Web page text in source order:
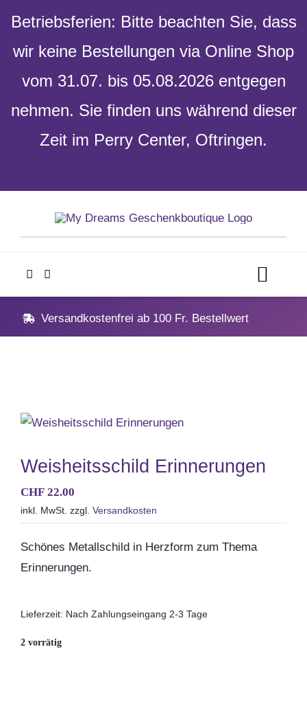
Betriebsferien: Bitte beachten Sie, dass
wir keine Bestellungen via Online Shop
vom 31.07. bis 05.08.2026 entgegen
nehmen. Sie finden uns während dieser
Zeit im Perry Center, Oftringen.
content
Home
Geburtstag
Versandkostenfrei ab 100 Fr. Bestellwert
Weisheitsschild Erinnerungen
CHF22.00
inkl. MwSt. zzgl. Versandkosten
Schönes Metallschild in Herzform zum Thema
Erinnerungen.
Lieferzeit: Nach Zahlungseingang 2-3 Tage
2 vorrätig